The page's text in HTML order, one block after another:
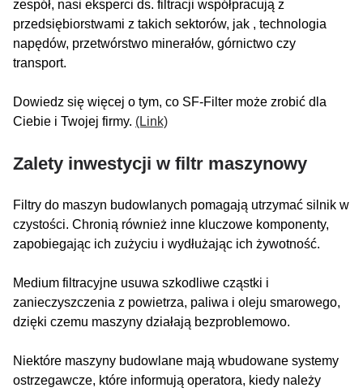
zespół, nasi eksperci ds. filtracji współpracują z
przedsiębiorstwami z takich sektorów, jak , technologia
napędów, przetwórstwo minerałów, górnictwo czy
transport.
Dowiedz się więcej o tym, co SF-Filter może zrobić dla
Ciebie i Twojej firmy. (Link)
Zalety inwestycji w filtr maszynowy
Filtry do maszyn budowlanych pomagają utrzymać silnik w
czystości. Chronią również inne kluczowe komponenty,
zapobiegając ich zużyciu i wydłużając ich żywotność.
Medium filtracyjne usuwa szkodliwe cząstki i
zanieczyszczenia z powietrza, paliwa i oleju smarowego,
dzięki czemu maszyny działają bezproblemowo.
Niektóre maszyny budowlane mają wbudowane systemy
ostrzegawcze, które informują operatora, kiedy należy